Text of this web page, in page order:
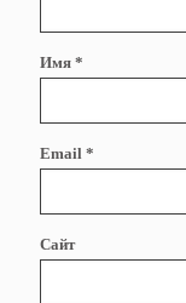
Имя *
Email *
Сайт